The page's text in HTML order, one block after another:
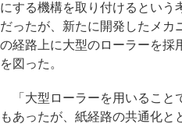
にする機構を取り付けるという
だったが、新たに開発したメカ
の経路上に大型のローラーを採
を図った。
「大型ローラーを用いること
もあったが、紙経路の共通化